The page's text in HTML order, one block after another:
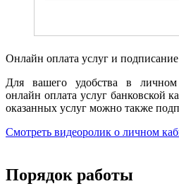
Онлайн оплата услуг и
Для вашего удобства в личном
онлайн оплата услуг банковской
оказанных услуг можно также
Смотреть видеоролик о личном
Порядок работы